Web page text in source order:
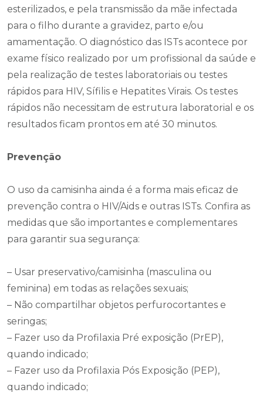
esterilizados, e pela transmissão da mãe infectada
para o filho durante a gravidez, parto e/ou
amamentação. O diagnóstico das ISTs acontece por
exame físico realizado por um profissional da saúde e
pela realização de testes laboratoriais ou testes
rápidos para HIV, Sífilis e Hepatites Virais. Os testes
rápidos não necessitam de estrutura laboratorial e os
resultados ficam prontos em até 30 minutos.
Prevenção
O uso da camisinha ainda é a forma mais eficaz de
prevenção contra o HIV/Aids e outras ISTs. Confira as
medidas que são importantes e complementares
para garantir sua segurança:
– Usar preservativo/camisinha (masculina ou
feminina) em todas as relações sexuais;
– Não compartilhar objetos perfurocortantes e
seringas;
– Fazer uso da Profilaxia Pré exposição (PrEP),
quando indicado;
– Fazer uso da Profilaxia Pós Exposição (PEP),
quando indicado;